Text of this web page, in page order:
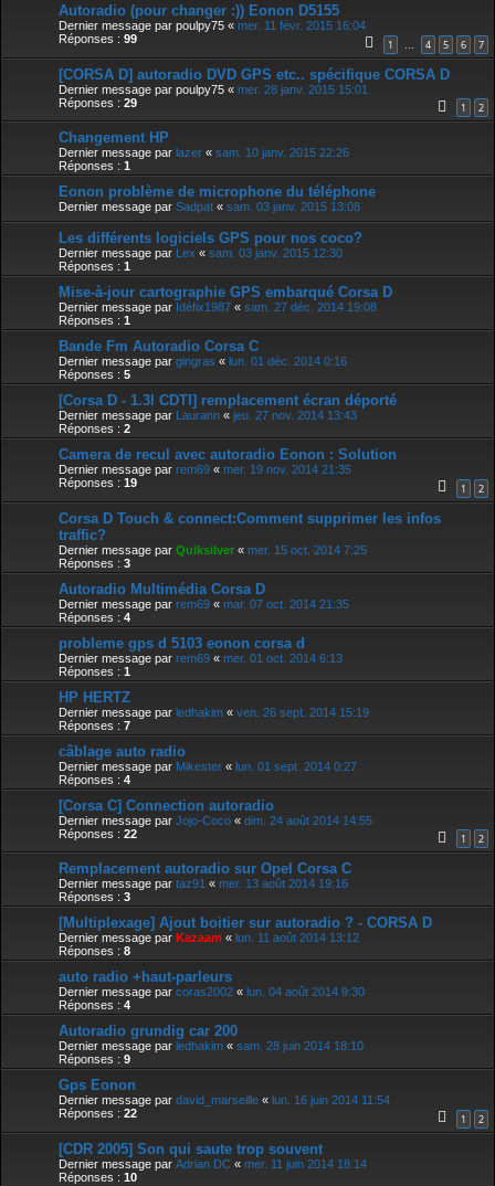
Autoradio (pour changer :)) Eonon D5155
Dernier message par poulpy75 « mer. 11 févr. 2015 16:04
Réponses : 99 1 … 4 5 6 7
[CORSA D] autoradio DVD GPS etc.. spécifique CORSA D
Dernier message par poulpy75 « mer. 28 janv. 2015 15:01
Réponses : 29 1 2
Changement HP
Dernier message par lazer « sam. 10 janv. 2015 22:26
Réponses : 1
Eonon problème de microphone du téléphone
Dernier message par Sadpat « sam. 03 janv. 2015 13:08
Les différents logiciels GPS pour nos coco?
Dernier message par Lex « sam. 03 janv. 2015 12:30
Réponses : 1
Mise-à-jour cartographie GPS embarqué Corsa D
Dernier message par Idéfix1987 « sam. 27 déc. 2014 19:08
Réponses : 1
Bande Fm Autoradio Corsa C
Dernier message par gingras « lun. 01 déc. 2014 0:16
Réponses : 5
[Corsa D - 1.3l CDTI] remplacement écran déporté
Dernier message par Laurann « jeu. 27 nov. 2014 13:43
Réponses : 2
Camera de recul avec autoradio Eonon : Solution
Dernier message par rem69 « mer. 19 nov. 2014 21:35
Réponses : 19 1 2
Corsa D Touch & connect:Comment supprimer les infos
traffic?
Dernier message par Quiksilver « mer. 15 oct. 2014 7:25
Réponses : 3
Autoradio Multimédia Corsa D
Dernier message par rem69 « mar. 07 oct. 2014 21:35
Réponses : 4
probleme gps d 5103 eonon corsa d
Dernier message par rem69 « mer. 01 oct. 2014 6:13
Réponses : 1
HP HERTZ
Dernier message par ledhakim « ven. 26 sept. 2014 15:19
Réponses : 7
câblage auto radio
Dernier message par Mikester « lun. 01 sept. 2014 0:27
Réponses : 4
[Corsa C] Connection autoradio
Dernier message par Jojo-Coco « dim. 24 août 2014 14:55
Réponses : 22 1 2
Remplacement autoradio sur Opel Corsa C
Dernier message par taz91 « mer. 13 août 2014 19:16
Réponses : 3
[Multiplexage] Ajout boitier sur autoradio ? - CORSA D
Dernier message par Kazaam « lun. 11 août 2014 13:12
Réponses : 8
auto radio +haut-parleurs
Dernier message par coras2002 « lun. 04 août 2014 9:30
Réponses : 4
Autoradio grundig car 200
Dernier message par ledhakim « sam. 28 juin 2014 18:10
Réponses : 9
Gps Eonon
Dernier message par david_marseille « lun. 16 juin 2014 11:54
Réponses : 22 1 2
[CDR 2005] Son qui saute trop souvent
Dernier message par Adrian DC « mer. 11 juin 2014 18:14
Réponses : 10